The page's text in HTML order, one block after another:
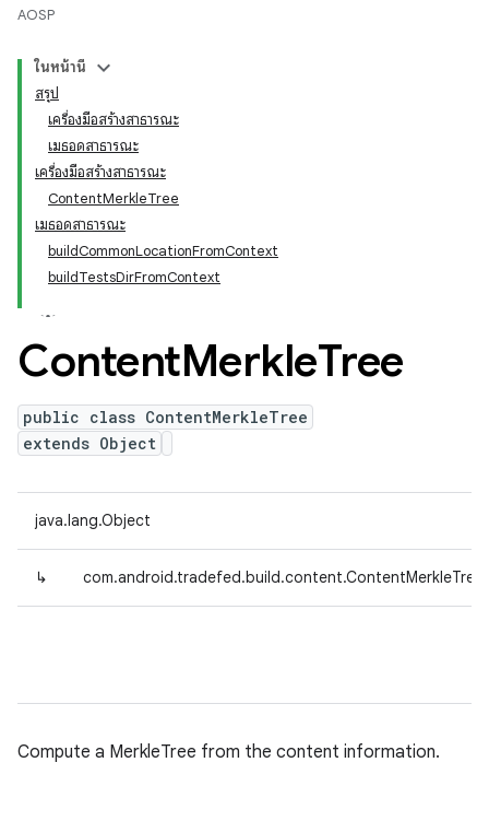
AOSP
ในหน้านี้
สรุป
เครื่องมือสร้างสาธารณะ
เมธอดสาธารณะ
เครื่องมือสร้างสาธารณะ
ContentMerkleTree
เมธอดสาธารณะ
buildCommonLocationFromContext
buildTestsDirFromContext
ContentMerkleTree
public class ContentMerkleTree
extends Object
java.lang.Object
↳ com.android.tradefed.build.content.ContentMerkleTree
Compute a MerkleTree from the content information.